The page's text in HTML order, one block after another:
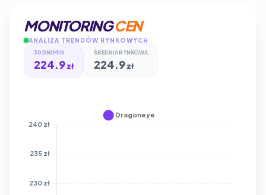
MONITORINGCEN
ANALIZA TRENDÓW RYNKOWYCH
30 DNI MIN.
224.9 zł
ŚREDNIA RYNKOWA
224.9 zł